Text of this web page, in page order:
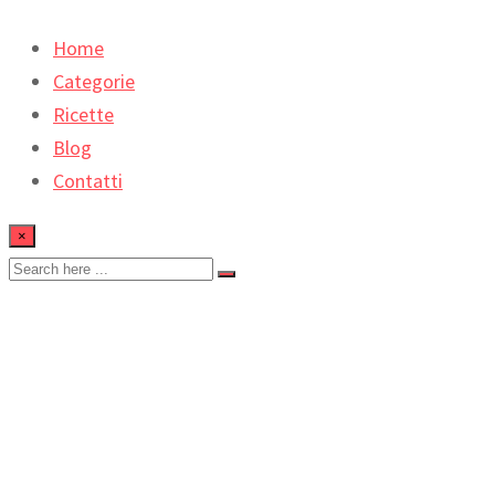
Home
Categorie
Ricette
Blog
Contatti
×